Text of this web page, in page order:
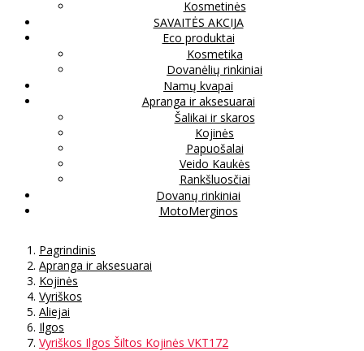
Kosmetinės
SAVAITĖS AKCIJA
Eco produktai
Kosmetika
Dovanėlių rinkiniai
Namų kvapai
Apranga ir aksesuarai
Šalikai ir skaros
Kojinės
Papuošalai
Veido Kaukės
Rankšluosčiai
Dovanų rinkiniai
MotoMerginos
Pagrindinis
Apranga ir aksesuarai
Kojinės
Vyriškos
Aliejai
Ilgos
Vyriškos Ilgos Šiltos Kojinės VKT172